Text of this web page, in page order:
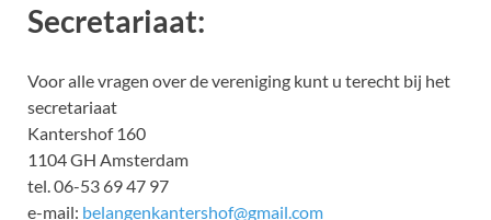
Secretariaat:
Voor alle vragen over de vereniging kunt u terecht bij het
secretariaat
Kantershof 160
1104 GH Amsterdam
tel. 06-53 69 47 97
e-mail: belangenkantershof@gmail.com